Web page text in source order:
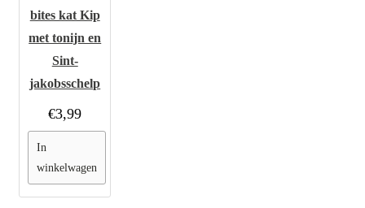
bites kat Kip
met tonijn en
Sint-
jakobsschelp
€3,99
In
winkelwagen